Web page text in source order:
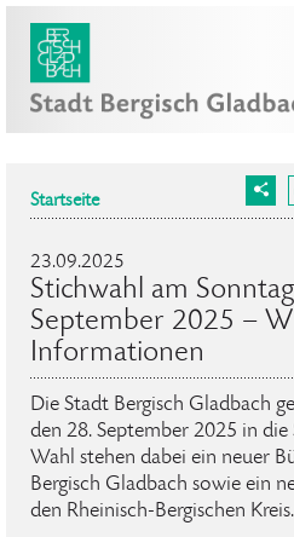
Startseite
23.09.2025
Stichwahl am
September 2025 –
Informationen
Die Stadt Bergisch Gladbach
den 28. September 2025 in
Wahl stehen dabei ein neuer
Bergisch Gladbach sowie ein
den Rheinisch-Bergischen Kreis.